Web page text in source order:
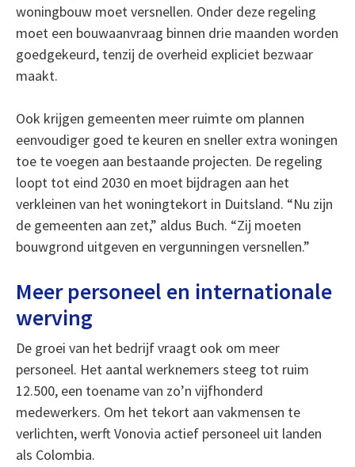
woningbouw moet versnellen. Onder deze regeling
moet een bouwaanvraag binnen drie maanden worden
goedgekeurd, tenzij de overheid expliciet bezwaar
maakt.
Ook krijgen gemeenten meer ruimte om plannen
eenvoudiger goed te keuren en sneller extra woningen
toe te voegen aan bestaande projecten. De regeling
loopt tot eind 2030 en moet bijdragen aan het
verkleinen van het woningtekort in Duitsland. “Nu zijn
de gemeenten aan zet,” aldus Buch. “Zij moeten
bouwgrond uitgeven en vergunningen versnellen.”
Meer personeel en internationale
werving
De groei van het bedrijf vraagt ook om meer
personeel. Het aantal werknemers steeg tot ruim
12.500, een toename van zo’n vijfhonderd
medewerkers. Om het tekort aan vakmensen te
verlichten, werft Vonovia actief personeel uit landen
als Colombia.